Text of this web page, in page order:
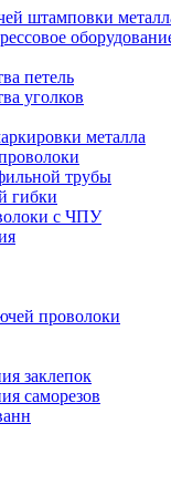
штамповки
петель
уголков
металла
трубы
гибки
с ЧПУ
проволоки
заклепок
саморезов